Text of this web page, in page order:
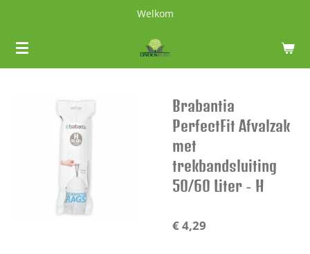
naar
de
Welkom
Brabantia
PerfectFit Afvalzak
met
trekbandsluiting
50/60 Liter - H
€ 4,29